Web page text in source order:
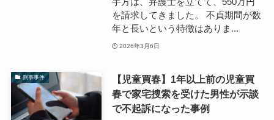
を請求してきました。 不貞期間が数
年と長いという特徴はありま...
2026年3月6日
刑事事件
【児童買春】1年以上前の児童買
春で家宅捜索を受けた男性が示談
で不起訴になった事例